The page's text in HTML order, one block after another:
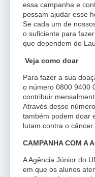
essa campanha e
possam ajudar esse
Se cada um de
o suficiente para
que dependem do
Veja como doar
Para fazer a sua
o número 0800 9400
contribuir
Através desse
também podem doar
lutam contra o câncer
CAMPANHA COM A
A Agência Júnior do
em que os alunos